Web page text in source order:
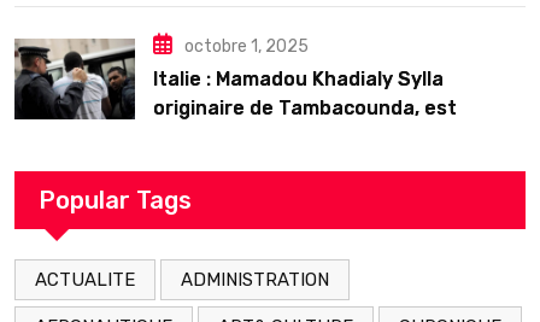
octobre 1, 2025
Italie : Mamadou Khadialy Sylla
originaire de Tambacounda, est
arrestation
Popular Tags
ACTUALITE ADMINISTRATION